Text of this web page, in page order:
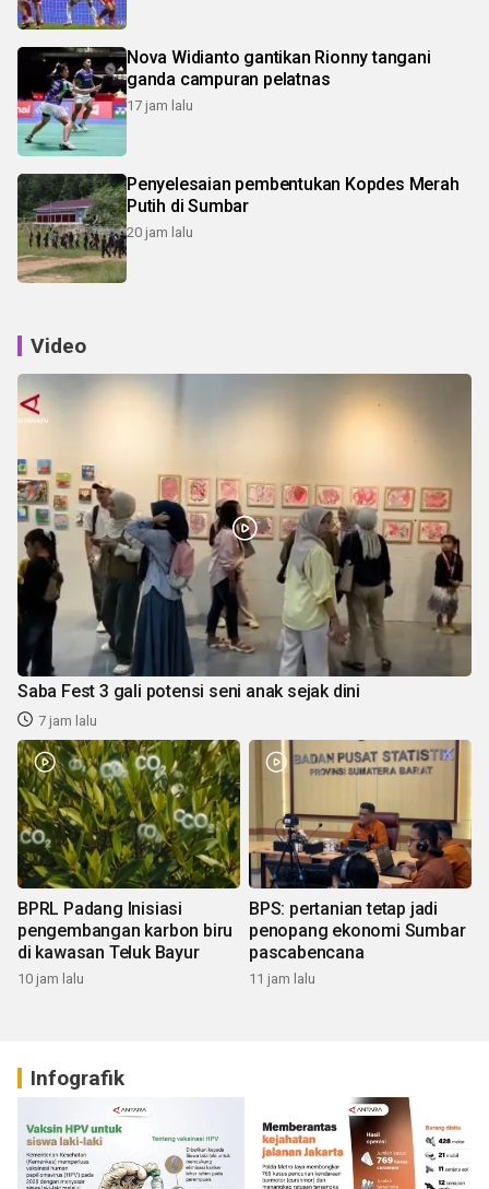
Nova Widianto gantikan Rionny tangani
ganda campuran pelatnas
17 jam lalu
Penyelesaian pembentukan Kopdes Merah
Putih di Sumbar
20 jam lalu
Video
Saba Fest 3 gali potensi seni anak sejak dini
7 jam lalu
BPRL Padang Inisiasi
pengembangan karbon biru
di kawasan Teluk Bayur
10 jam lalu
BPS: pertanian tetap jadi
penopang ekonomi Sumbar
pascabencana
11 jam lalu
Infografik